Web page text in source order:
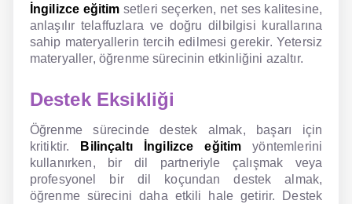
İngilizce eğitim setleri seçerken, net ses kalitesine,
anlaşılır telaffuzlara ve doğru dilbilgisi kurallarına
sahip materyallerin tercih edilmesi gerekir. Yetersiz
materyaller, öğrenme sürecinin etkinliğini azaltır.
Destek Eksikliği
Öğrenme sürecinde destek almak, başarı için
kritiktir.
Bilinçaltı İngilizce eğitim yöntemlerini
kullanırken, bir dil partneriyle çalışmak veya
profesyonel bir dil koçundan destek almak,
öğrenme sürecini daha etkili hale getirir. Destek